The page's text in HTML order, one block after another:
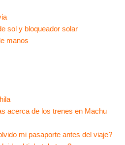
sol y bloqueador solar
manos
acerca de los trenes en Machu
mi pasaporte antes del viaje?